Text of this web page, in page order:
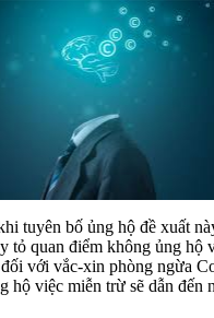
tuyên bố ủng hộ đề xuất
tỏ quan điểm không ủng hộ
với vắc-xin phòng ngừa
hộ việc miễn trừ sẽ dẫn đến